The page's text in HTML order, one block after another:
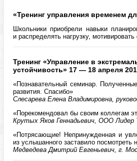
«Тренинг управления временем
Школьники приобрели навыки
и распределять нагрузку,
Тренинг «Управление в
устойчивость» 17 — 18 апреля
«Познавательный семинар.
развития. Спасибо»
Слесарева Елена Владимировна,
«Порекомендовал бы своим коллегам
Крутых Яков Геннадьевич, ООО Лидер
«Потрясающие! Непринужденная и
из услышанного заставило
Медведева Дмитрий Евгеньевич, г.